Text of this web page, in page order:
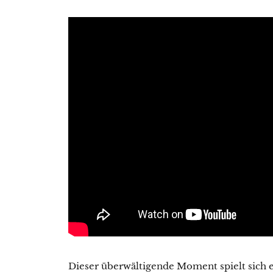
Dieser überwältigende Moment spielt sich